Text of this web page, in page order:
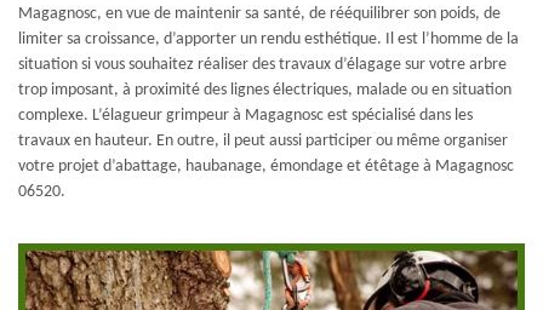
Magagnosc, en vue de maintenir sa santé, de rééquilibrer son poids, de
limiter sa croissance, d’apporter un rendu esthétique. Il est l’homme de la
situation si vous souhaitez réaliser des travaux d’élagage sur votre arbre
trop imposant, à proximité des lignes électriques, malade ou en situation
complexe. L’élagueur grimpeur à Magagnosc est spécialisé dans les
travaux en hauteur. En outre, il peut aussi participer ou même organiser
votre projet d’abattage, haubanage, émondage et étêtage à Magagnosc
06520.